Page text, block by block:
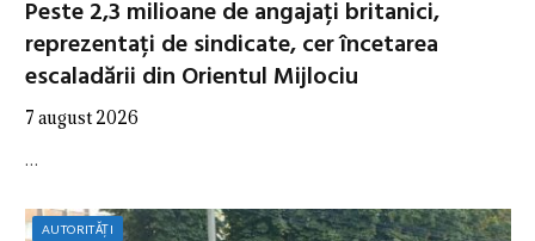
Peste 2,3 milioane de angajați britanici,
reprezentați de sindicate, cer încetarea
escaladării din Orientul Mijlociu
7 august 2026
…
AUTORITĂȚI